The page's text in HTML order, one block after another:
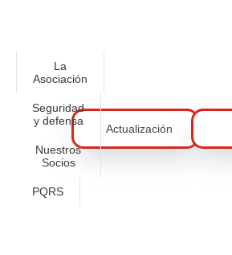
La
Asociación
Seguridad
y defensa
Nuestros
Socios
PQRS
Actualización